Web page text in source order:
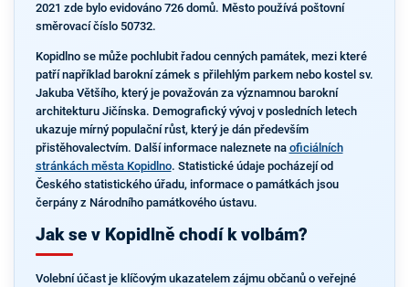
2021 zde bylo evidováno 726 domů. Město používá poštovní
směrovací číslo 50732.
Kopidlno se může pochlubit řadou cenných památek, mezi které
patří například barokní zámek s přilehlým parkem nebo kostel sv.
Jakuba Většího, který je považován za významnou barokní
architekturu Jičínska. Demografický vývoj v posledních letech
ukazuje mírný populační růst, který je dán především
přistěhovalectvím. Další informace naleznete na oficiálních
stránkách města Kopidlno. Statistické údaje pocházejí od
Českého statistického úřadu, informace o památkách jsou
čerpány z Národního památkového ústavu.
Jak se v Kopidlně chodí k volbám?
Volební účast je klíčovým ukazatelem zájmu občanů o veřejné